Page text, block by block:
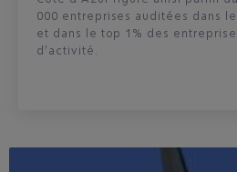
000 entreprises auditées dans
et dans le top 1% des
d’activité.